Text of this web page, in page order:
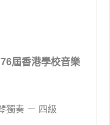
76屆香港學校音樂
獨奏 － 四級